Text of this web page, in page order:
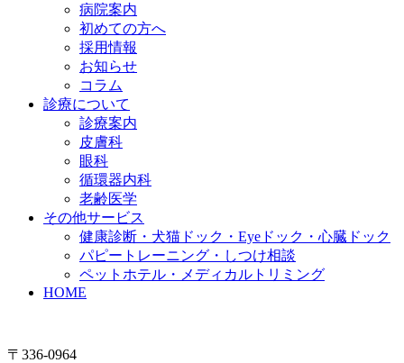
病院案内
初めての方へ
採用情報
お知らせ
コラム
診療について
診療案内
皮膚科
眼科
循環器内科
老齢医学
その他サービス
健康診断・犬猫ドック・Eyeドック・心臓ドック
パピートレーニング・しつけ相談
ペットホテル・メディカルトリミング
HOME
〒336-0964